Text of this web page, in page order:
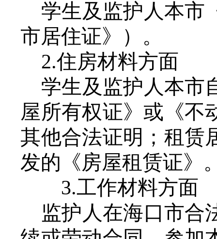
学生及监护人本市
市居住证》） 。
2.住房材料方面
学生及监护人本市
屋所有权证》或《不
其他合法证明；租赁
发的《房屋租赁证》
3.工作材料方面
监护人在海口市合